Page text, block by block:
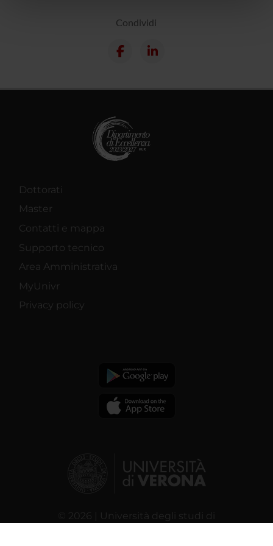
pubblicità e social media, i quali potrebbero combinarle
raccolto dal tuo utilizzo dei loro servizi.
Condividi
Dottorati
Master
Contatti e mappa
Supporto tecnico
Area Amministrativa
MyUnivr
Privacy policy
© 2026 | Università degli studi di